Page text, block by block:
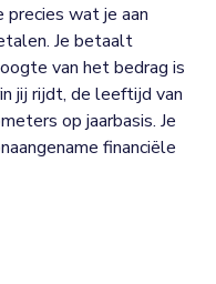
wat je aan
Je betaalt
van het bedrag is
jij rijdt, de leeftijd van
op jaarbasis. Je
financiële